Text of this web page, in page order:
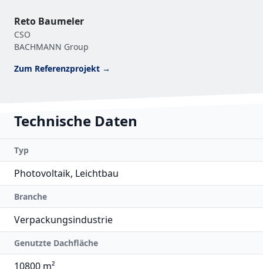
Reto Baumeler
CSO
BACHMANN Group
Zum Referenzprojekt →
Technische Daten
Typ
Photovoltaik, Leichtbau
Branche
Verpackungsindustrie
Genutzte Dachfläche
10800 m²